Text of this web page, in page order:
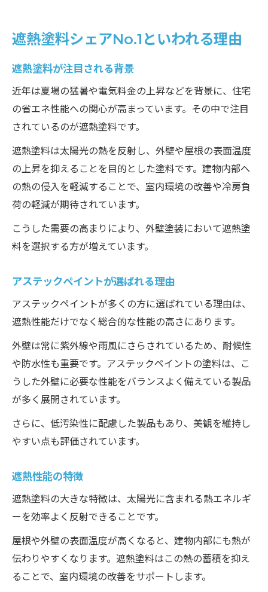
遮熱塗料シェアNo.1といわれる理由
遮熱塗料が注目される背景
近年は夏場の猛暑や電気料金の上昇などを背景に、住宅
の省エネ性能への関心が高まっています。その中で注目
されているのが遮熱塗料です。
遮熱塗料は太陽光の熱を反射し、外壁や屋根の表面温度
の上昇を抑えることを目的とした塗料です。建物内部へ
の熱の侵入を軽減することで、室内環境の改善や冷房負
荷の軽減が期待されています。
こうした需要の高まりにより、外壁塗装において遮熱塗
料を選択する方が増えています。
アステックペイントが選ばれる理由
アステックペイントが多くの方に選ばれている理由は、
遮熱性能だけでなく総合的な性能の高さにあります。
外壁は常に紫外線や雨風にさらされているため、耐候性
や防水性も重要です。アステックペイントの塗料は、こ
うした外壁に必要な性能をバランスよく備えている製品
が多く展開されています。
さらに、低汚染性に配慮した製品もあり、美観を維持し
やすい点も評価されています。
遮熱性能の特徴
遮熱塗料の大きな特徴は、太陽光に含まれる熱エネルギ
ーを効率よく反射できることです。
屋根や外壁の表面温度が高くなると、建物内部にも熱が
伝わりやすくなります。遮熱塗料はこの熱の蓄積を抑え
ることで、室内環境の改善をサポートします。